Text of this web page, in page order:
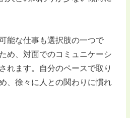
能な仕事も選択肢の一つで
め、対面でのコミュニケーシ
れます。自分のペースで取り
、徐々に人との関わりに慣れ